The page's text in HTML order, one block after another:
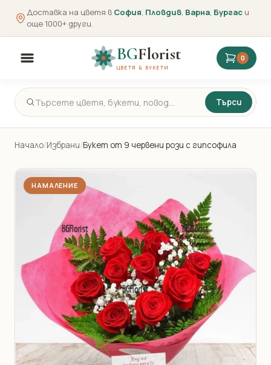
Доставка на цветя в София, Пловдив, Варна, Бургас и
още 1000+ други.
BGFlorist
ЦВЕТЯ & БУКЕТИ
0
Търси
Начало/Избрани/Букет от 9 червени рози с гипсофила
НАМАЛЕНИЕ